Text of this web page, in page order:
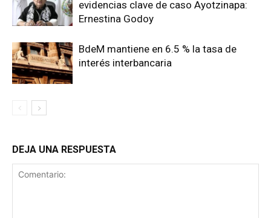
evidencias clave de caso Ayotzinapa:
Ernestina Godoy
BdeM mantiene en 6.5 % la tasa de
interés interbancaria
DEJA UNA RESPUESTA